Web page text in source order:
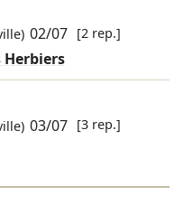
02/07 [2 rep.]
Herbiers
03/07 [3 rep.]